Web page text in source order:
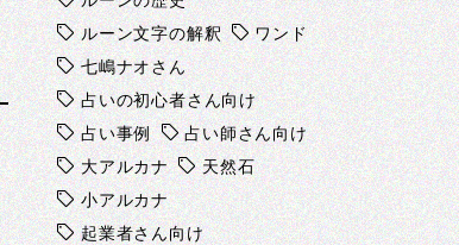
ルーン文字の解釈
ワンド
七嶋ナオさん
占いの初心者さん向け
占い事例
占い師さん向け
大アルカナ
天然石
小アルカナ
起業者さん向け